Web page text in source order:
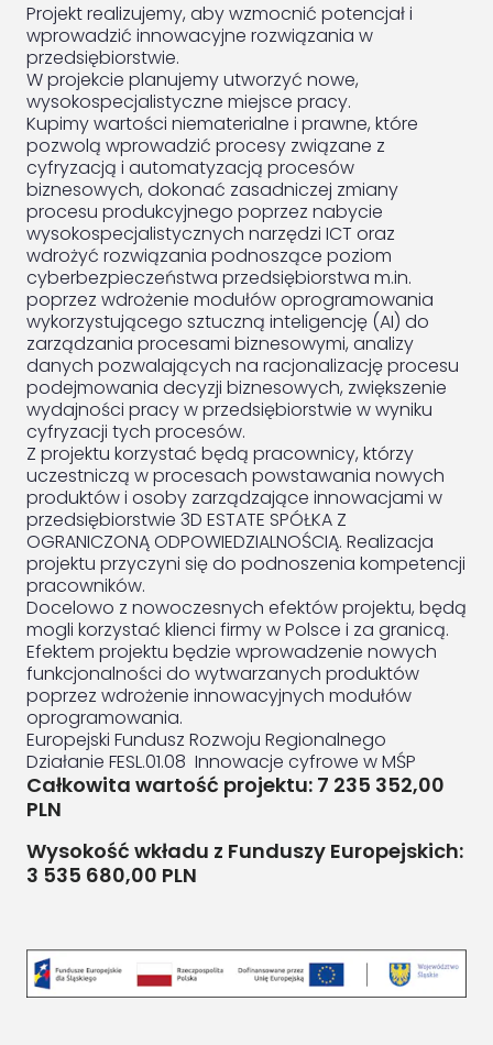
Projekt realizujemy, aby wzmocnić potencjał i
wprowadzić innowacyjne rozwiązania w
przedsiębiorstwie.
W projekcie planujemy utworzyć nowe,
wysokospecjalistyczne miejsce pracy.
Kupimy wartości niematerialne i prawne, które
pozwolą wprowadzić procesy związane z
cyfryzacją i automatyzacją procesów
biznesowych, dokonać zasadniczej zmiany
procesu produkcyjnego poprzez nabycie
wysokospecjalistycznych narzędzi ICT oraz
wdrożyć rozwiązania podnoszące poziom
cyberbezpieczeństwa przedsiębiorstwa m.in.
poprzez wdrożenie modułów oprogramowania
wykorzystującego sztuczną inteligencję (AI) do
zarządzania procesami biznesowymi, analizy
danych pozwalających na racjonalizację procesu
podejmowania decyzji biznesowych, zwiększenie
wydajności pracy w przedsiębiorstwie w wyniku
cyfryzacji tych procesów.
Z projektu korzystać będą pracownicy, którzy
uczestniczą w procesach powstawania nowych
produktów i osoby zarządzające innowacjami w
przedsiębiorstwie 3D ESTATE SPÓŁKA Z
OGRANICZONĄ ODPOWIEDZIALNOŚCIĄ. Realizacja
projektu przyczyni się do podnoszenia kompetencji
pracowników.
Docelowo z nowoczesnych efektów projektu, będą
mogli korzystać klienci firmy w Polsce i za granicą.
Efektem projektu będzie wprowadzenie nowych
funkcjonalności do wytwarzanych produktów
poprzez wdrożenie innowacyjnych modułów
oprogramowania.
Europejski Fundusz Rozwoju Regionalnego
Działanie FESL.01.08 Innowacje cyfrowe w MŚP
Całkowita wartość projektu: 7 235 352,00
PLN
Wysokość wkładu z Funduszy Europejskich:
3 535 680,00 PLN